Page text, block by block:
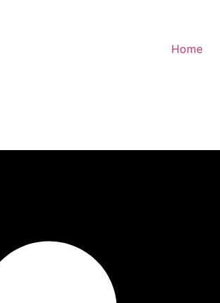
Home